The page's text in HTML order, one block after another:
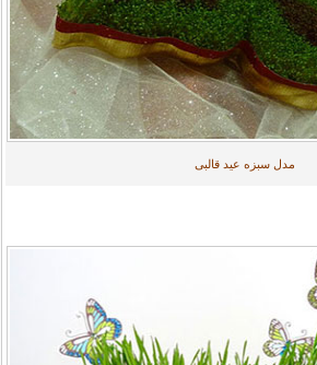
مدل سبزه عید قالبی